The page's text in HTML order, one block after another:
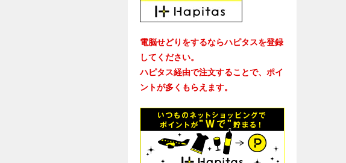
電脳せどりをするならハピタスを登録
してください。
ハピタス経由で注文することで、ポイ
ントが多くもらえます。